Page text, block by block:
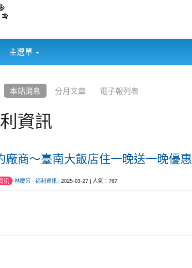
主選單
本站消息 分月文章 電子報列表
資訊
廠商～臺南大飯店住一晚送一晚優惠
訊 林慶芳- 福利資訊 | 2025-03-27 | 人氣：767